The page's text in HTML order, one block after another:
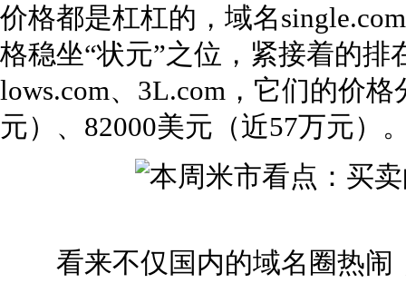
价格都是杠杠的，域名
格稳坐“状元”之位，紧接着的排
lows.com、3L.com，它们的价
元）、82000美元（近57万元）
看来不仅国内的域名圈热闹